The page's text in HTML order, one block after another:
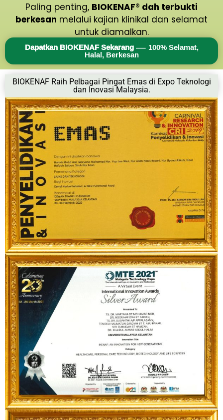
Paling penting, BIOKENAF® dah terbukti
berkesan melalui kajian klinikal dan selamat
untuk diamalkan.
Dapatkan BIOKENAF Sekarang— 100% Selamat,
Halal, Berkesan
BIOKENAF Raih Pelbagai Pingat Emas di Expo Teknologi
dan Inovasi Malaysia.